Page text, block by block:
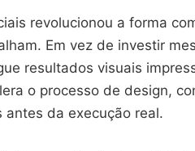
revolucionou a forma
Em vez de investir
resultados visuais
o processo de design,
da execução real.